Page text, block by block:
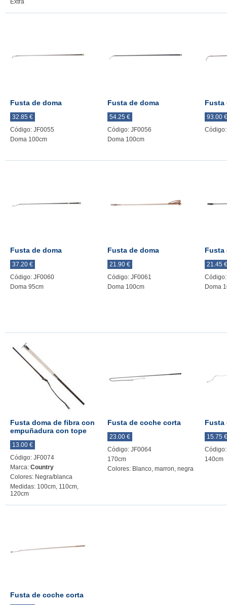
Extra
Fusta de doma
32.85 €
Código: JF0055
Doma 100cm
Fusta de doma
54.25 €
Código: JF0056
Doma 100cm
Fusta
93.00 €
Fusta de doma
37.20 €
Código: JF0060
Doma 95cm
Fusta de doma
21.90 €
Código: JF0061
Doma 100cm
Fusta
21.45 €
Doma
Fusta doma de fibra con
empuñadura con tope
13.00 €
Código: JF0074
Marca: Country
Colores: Negra/blanca
Medidas: 100cm, 110cm,
120cm
Fusta de coche corta
23.00 €
Código: JF0064
170cm
Colores: Blanco, marron, negra
Fusta
15.75 €
140cm
Fusta de coche corta